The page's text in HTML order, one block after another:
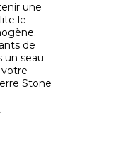
une
le
de
un seau
Stone